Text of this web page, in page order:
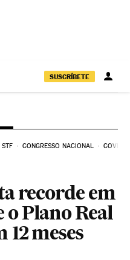
SUSCRÍBETE
STF CONGRESSO NACIONAL COVID-
recorde em
o Plano Real
12 meses